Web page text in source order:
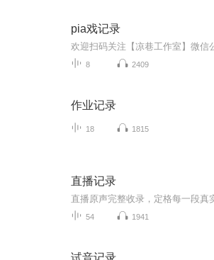
pia戏记录
欢迎扫码关注【凉巷工作室】微信
8 2409
作业记录
18 1815
直播记录
54 1941
试音记录